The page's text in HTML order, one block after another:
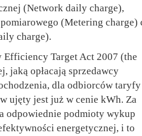
(Network daily charge),
(Metering charge)
charge).
Efficiency Target Act 2007 (the
jaką opłacają sprzedawcy
dla odbiorców taryfy
ujęty jest już w cenie kWh. Za
odpowiednie podmioty wykup
energetycznej, i to